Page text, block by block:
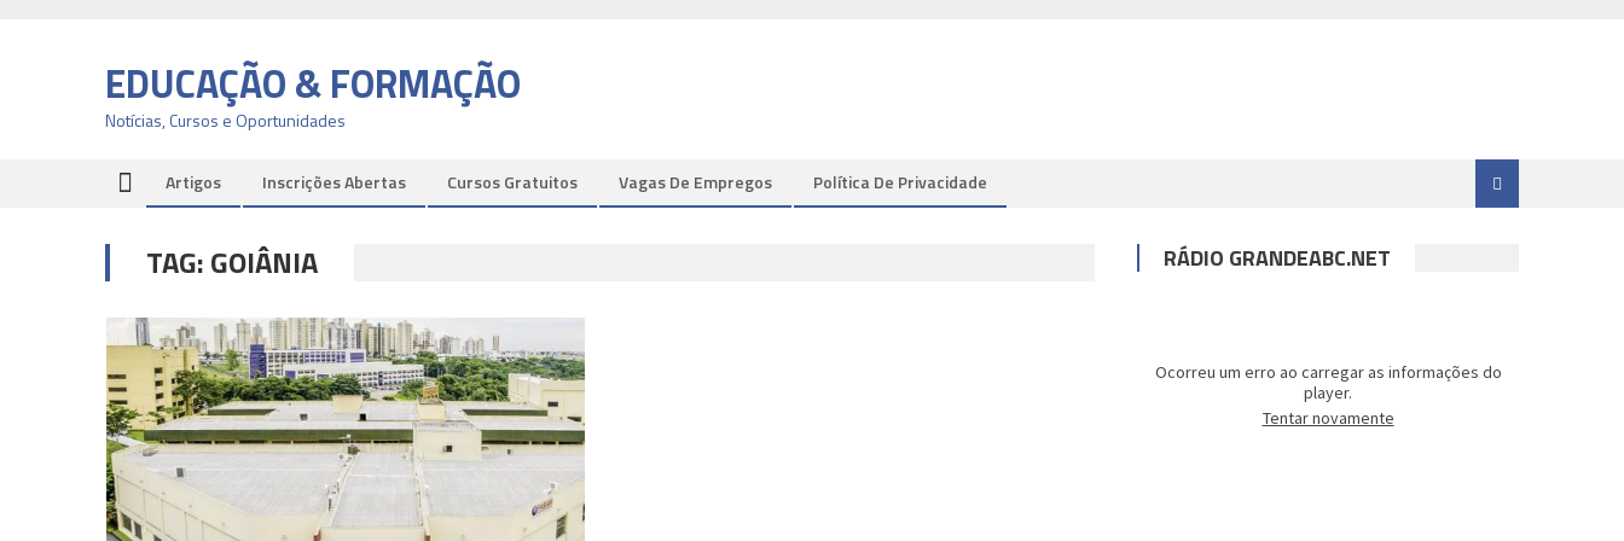
EDUCAÇÃO & FORMAÇÃO
Notícias, Cursos e Oportunidades
Artigos Inscrições Abertas Cursos Gratuitos Vagas De Empregos Política De Privacidade
TAG:GOIÂNIA RÁDIO GRANDEABC.NET